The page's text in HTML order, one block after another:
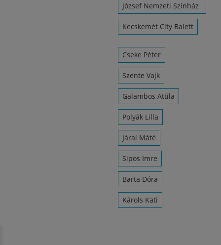
József Nemzeti Színház
Kecskemét City Balett
Cseke Péter
Szente Vajk
Galambos Attila
Polyák Lilla
Járai Máté
Sipos Imre
Barta Dóra
Károls Kati